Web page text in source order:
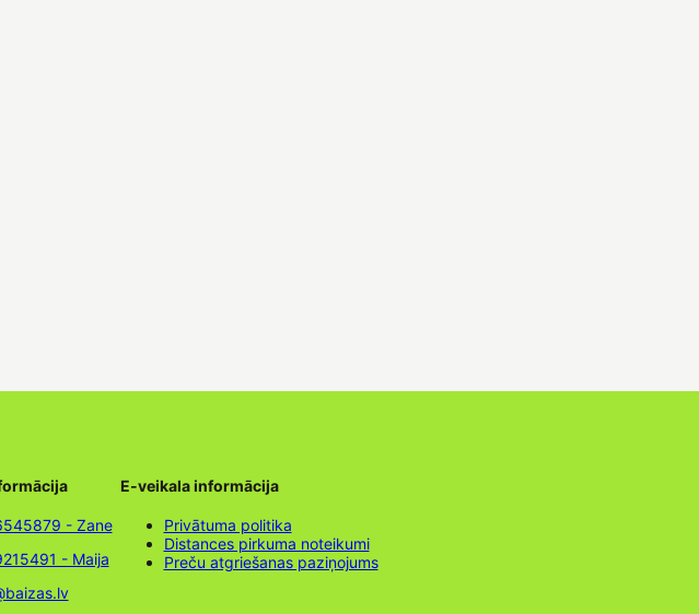
- Zane
- Maija
E-veikala informācija
Privātuma politika
Distances pirkuma noteikumi
Preču atgriešanas paziņojums